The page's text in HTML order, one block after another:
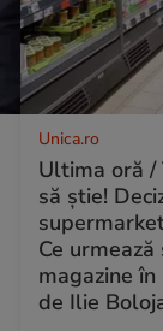
Unica.ro
Ultima oră /
să știe!
Ce
magazine
de Ilie